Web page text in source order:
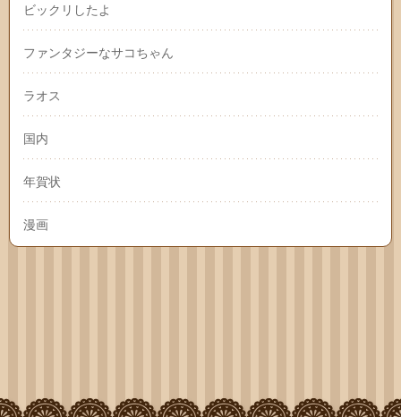
ビックリしたよ
ファンタジーなサコちゃん
ラオス
国内
年賀状
漫画